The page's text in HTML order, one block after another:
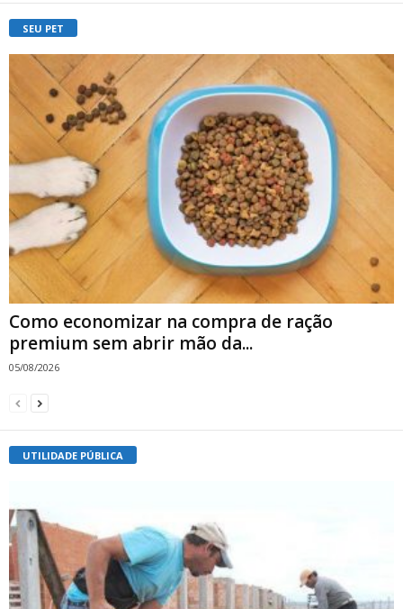
SEU PET
Como economizar na compra de ração
premium sem abrir mão da...
05/08/2026
UTILIDADE PÚBLICA